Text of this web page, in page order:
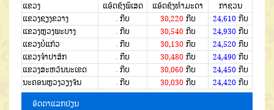
ແຂວງ ແອັດຊັງພິເສດ ແອັດຊັງທຳມະດາ
ກາຊວນ
ແຂວງຊຽງຂວາງ
. ກີບ 30,220ກີບ 24,610ກີບ
ແຂວງຫຼວງພະບາງ
. ກີບ 30,540ກີບ 24,930ກີບ
ແຂວງບໍ່ແກ້ວ
. ກີບ 30,130ກີບ 24,520ກີບ
ແຂວງຈໍາປາສັກ
. ກີບ 30,480ກີບ 24,490ກີບ
ແຂວງສະຫວັນນະເຂດ
. ກີບ 30,060ກີບ 24,450ກີບ
ນະຄອນຫຼວງວຽງຈັນ
. ກີບ 30,030ກີບ 24,420ກີບ
ອັດຕາແລກປ່ຽນ